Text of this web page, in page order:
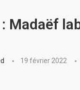
Madaëf
19 février 2022